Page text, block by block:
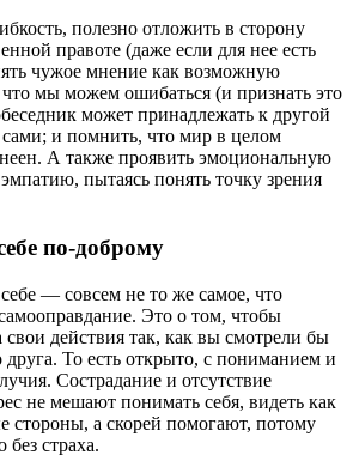
полезно отложить в сторону
правоте (даже если для нее есть
чужое мнение как возможную
что мы можем ошибаться (и признать это
может принадлежать к другой
и помнить, что мир в целом
А также проявить эмоциональную
пытаясь понять точку зрения
по-доброму
— совсем не то же самое, что
Это о том, чтобы
свои действия так, как вы смотрели бы
То есть открыто, с пониманием и
Сострадание и отсутствие
не мешают понимать себя, видеть как
стороны, а скорей помогают, потому
без страха.